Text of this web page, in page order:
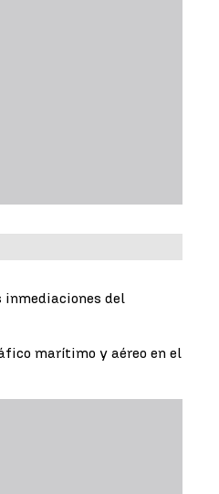
inmediaciones del
marítimo y aéreo en el